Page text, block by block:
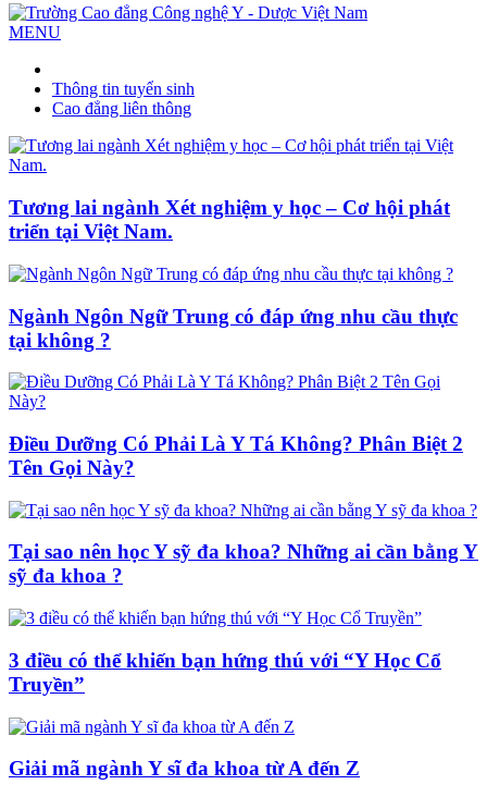
MENU
Thông tin tuyển sinh
Cao đẳng liên thông
Tương lai ngành Xét nghiệm y học – Cơ hội phát
triển tại Việt Nam.
Ngành Ngôn Ngữ Trung có đáp ứng nhu cầu thực
tại không ?
Điều Dưỡng Có Phải Là Y Tá Không? Phân Biệt 2
Tên Gọi Này?
Tại sao nên học Y sỹ đa khoa? Những ai cần bằng Y
sỹ đa khoa ?
3 điều có thể khiến bạn hứng thú với “Y Học Cổ
Truyền”
Giải mã ngành Y sĩ đa khoa từ A đến Z